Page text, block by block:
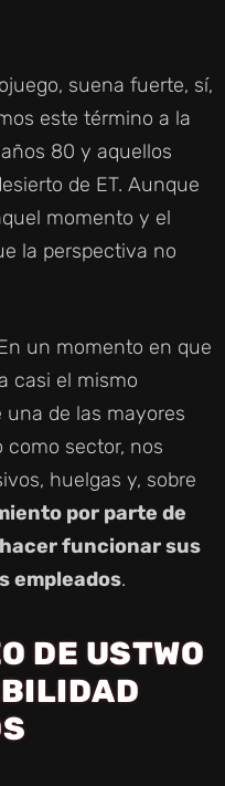
suena fuerte, sí,
este término a la
80 y aquellos
de ET. Aunque
momento y el
la perspectiva no
un momento en que
casi el mismo
de las mayores
sector, nos
huelgas y, sobre
por parte de
funcionar sus
empleados.
DE USTWO